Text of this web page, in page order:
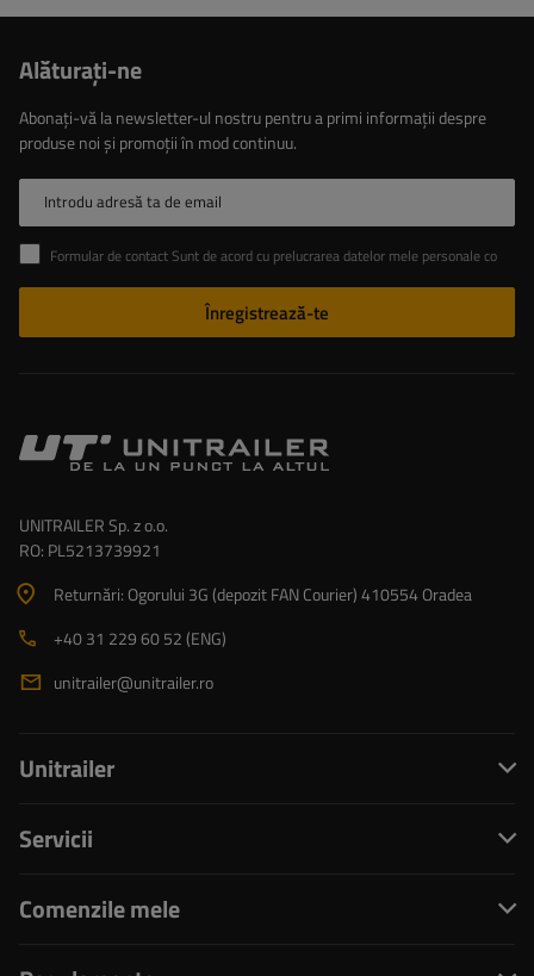
Alăturaţi-ne
Abonați-vă la newsletter-ul nostru pentru a primi informații despre
produse noi și promoții în mod continuu.
Introdu adresă ta de email
Formular de contact Sunt de acord cu prelucrarea datelor mele personale conținute în formularul de contact în conformitate cu Regulamentul Parlamentului European și al Consiliului (UE)
Înregistrează-te
UNITRAILER Sp. z o.o.
RO: PL5213739921
Returnări: Ogorului 3G (depozit FAN Courier) 410554 Oradea
+40 31 229 60 52 (ENG)
unitrailer@unitrailer.ro
Unitrailer
Servicii
Comenzile mele